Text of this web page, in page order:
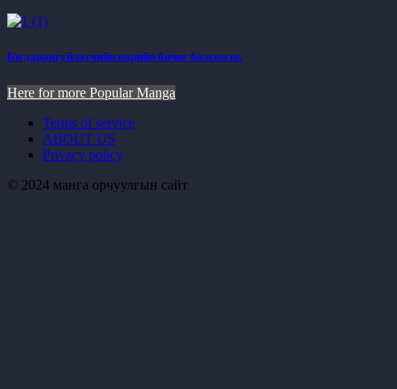
Би дарангуйлагчийн нарийн бичиг болсон нь
Here for more Popular Manga
Terms of service
ABOUT US
Privacy policy
© 2024 манга орчуулгын сайт